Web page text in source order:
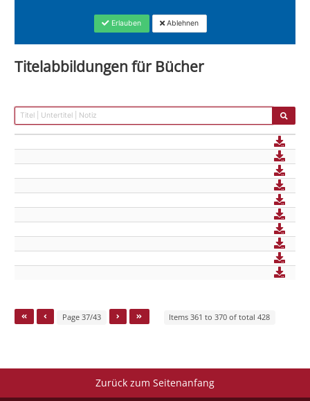
Erlauben Ablehnen
Titelabbildungen für Bücher
Page 37/43 Items 361 to 370 of total 428
Zurück zum Seitenanfang